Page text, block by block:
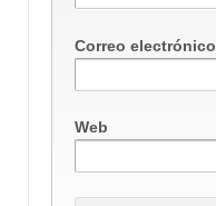
Correo electrónico
Web